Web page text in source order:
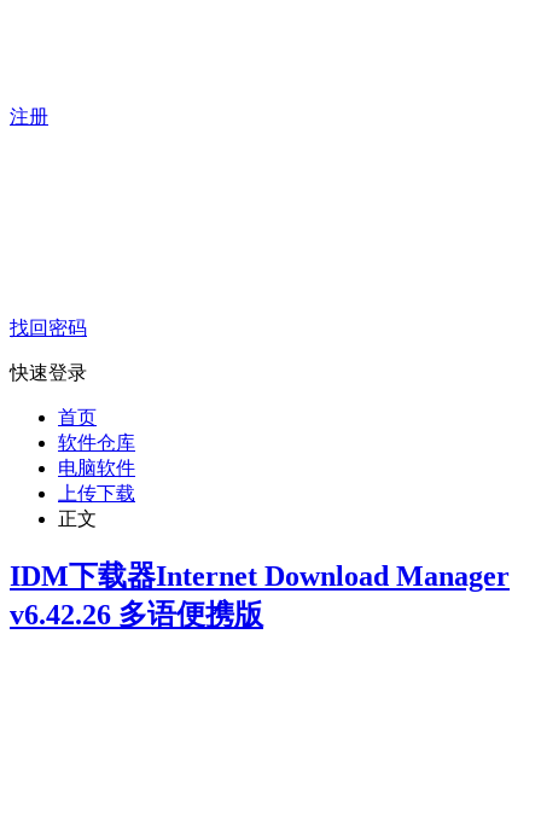
注册
找回密码
快速登录
首页
软件仓库
电脑软件
上传下载
正文
IDM下载器Internet Download Manager
v6.42.26 多语便携版